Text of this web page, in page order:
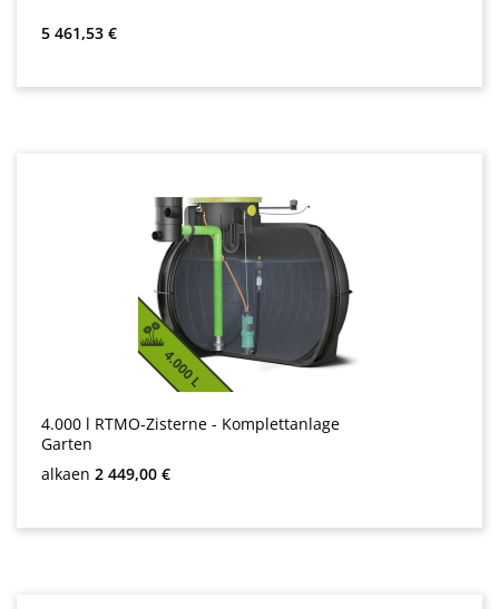
Normaali hinta:
5 461,53 €
4.000 l RTMO-Zisterne - Komplettanlage
Garten
Normaali hinta:
alkaen 2 449,00 €